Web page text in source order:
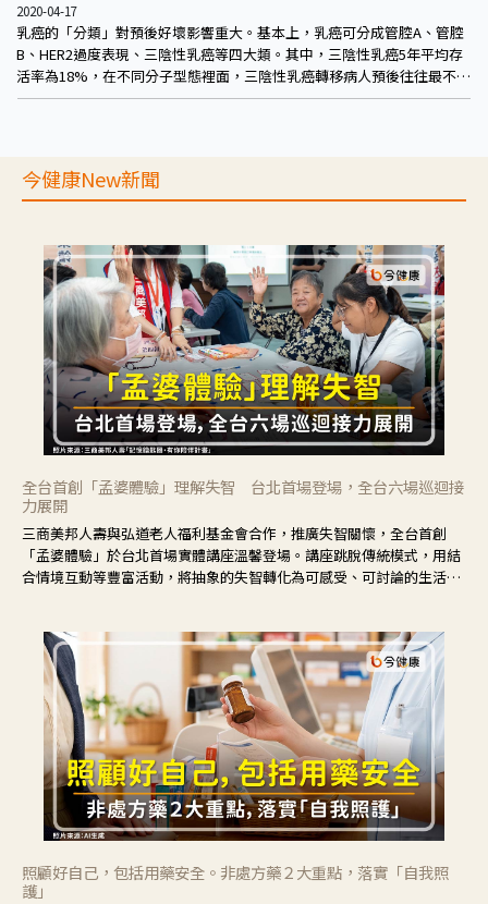
2020-04-17
乳癌的「分類」對預後好壞影響重大。基本上，乳癌可分成管腔A、管腔
B、HER2過度表現、三陰性乳癌等四大類。其中，三陰性乳癌5年平均存
活率為18%，在不同分子型態裡面，三陰性乳癌轉移病人預後往往最不理
想。
今健康New新聞
全台首創「孟婆體驗」理解失智 台北首場登場，全台六場巡迴接
力展開
三商美邦人壽與弘道老人福利基金會合作，推廣失智關懷，全台首創
「孟婆體驗」於台北首場實體講座溫馨登場。講座跳脫傳統模式，用結
合情境互動等豐富活動，將抽象的失智轉化為可感受、可討論的生活情
照顧好自己，包括用藥安全。非處方藥２大重點，落實「自我照
護」